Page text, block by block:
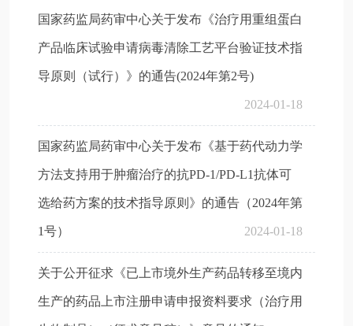
国家药监局药审中心关于发布《治疗用重组蛋白
产品临床试验申请病毒清除工艺平台验证技术指
导原则（试行）》的通告(2024年第2号)
2024-01-18
国家药监局药审中心关于发布《基于药代动力学
方法支持用于肿瘤治疗的抗PD-1/PD-L1抗体可
选给药方案的技术指导原则》的通告（2024年第
1号） 2024-01-18
关于公开征求《已上市境外生产药品转移至境内
生产的药品上市注册申请申报资料要求（治疗用